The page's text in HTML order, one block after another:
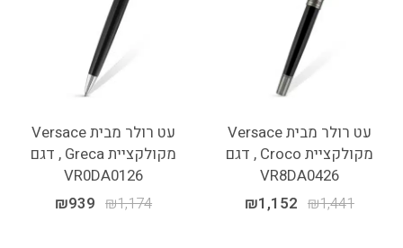
עט רולר מבית Versace
מקולקציית Croco , דגם
VR8DA0426
₪1,441
₪1,152
עט רולר מבית Versace
מקולקציית Greca , דגם
VR0DA0126
₪1,174
₪939